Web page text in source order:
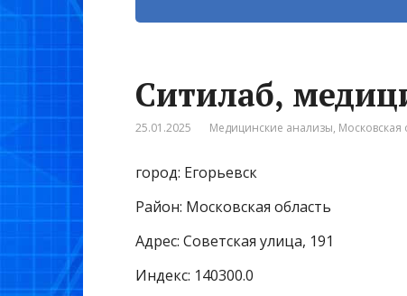
Ситилаб,
25.01.2025 Медицинские анализы, Московская
город: Егорьевск
Район: Московская область
Адрес: Советская улица, 191
Индекс: 140300.0